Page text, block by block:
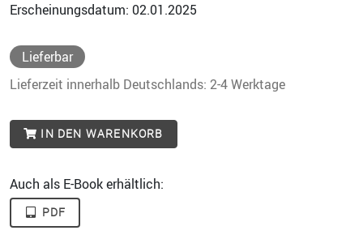
Erscheinungsdatum: 02.01.2025
Lieferbar
Lieferzeit innerhalb Deutschlands: 2-4 Werktage
IN DEN WARENKORB
Auch als E-Book erhältlich:
PDF